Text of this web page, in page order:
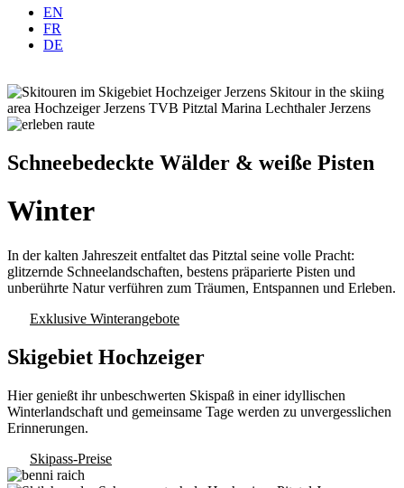
EN
FR
DE
Schneebedeckte Wälder & weiße Pisten
Winter
In der kalten Jahreszeit entfaltet das Pitztal seine volle Pracht:
glitzernde Schneelandschaften, bestens präparierte Pisten und
unberührte Natur verführen zum Träumen, Entspannen und Erleben.
Exklusive Winterangebote
Skigebiet Hochzeiger
Hier genießt ihr unbeschwerten Skispaß in einer idyllischen
Winterlandschaft und gemeinsame Tage werden zu unvergesslichen
Erinnerungen.
Skipass-Preise